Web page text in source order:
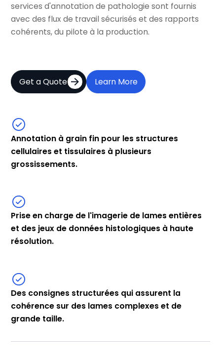
services d'annotation de pathologie sont fournis
avec des flux de travail sécurisés et des rapports
cohérents, du pilote à la production.
Get a Quote Learn More
Annotation à grain fin pour les structures
cellulaires et tissulaires à plusieurs
grossissements.
Prise en charge de l'imagerie de lames entières
et des jeux de données histologiques à haute
résolution.
Des consignes structurées qui assurent la
cohérence sur des lames complexes et de
grande taille.